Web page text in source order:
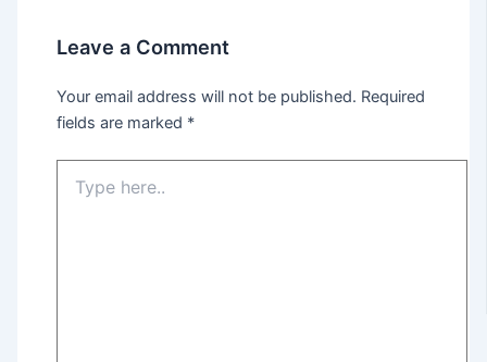
Leave a Comment
Your email address will not be published. Required
fields are marked *
here..